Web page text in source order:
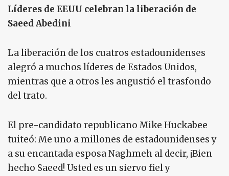
Líderes de EEUU celebran la liberación de
Saeed Abedini
La liberación de los cuatros estadounidenses
alegró a muchos líderes de Estados Unidos,
mientras que a otros les angustió el trasfondo
del trato.
El pre-candidato republicano Mike Huckabee
tuiteó: Me uno a millones de estadounidenses y
a su encantada esposa Naghmeh al decir, ¡Bien
hecho Saeed! Usted es un siervo fiel y